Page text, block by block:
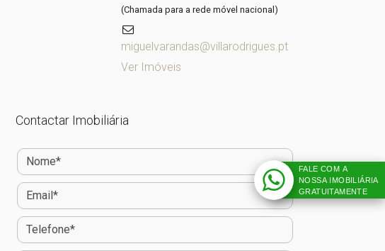
(Chamada para a rede móvel nacional)
miguelvarandas@villarodrigues.pt
Ver Imóveis
Contactar Imobiliária
FALE COM A
NOSSA IMOBILIÁRIA
GRATUITAMENTE